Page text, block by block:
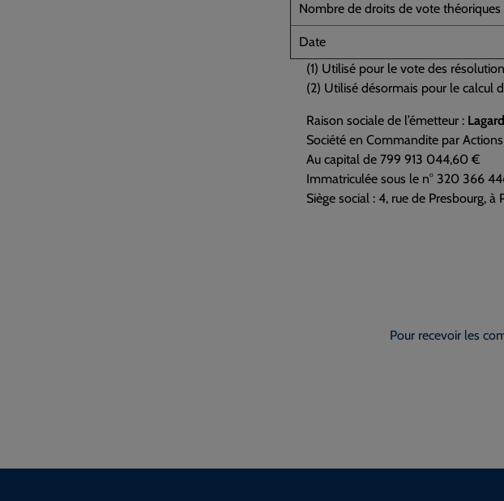
Nombre de droits de vote théoriques
Date
(1) Utilisé pour le vote des
(2) Utilisé désormais pour le calcul
Raison sociale de l’émetteur :
Société en Commandite par Actions
Au capital de 799 913 044,60 €
Immatriculée sous le n° 320 366
Siège social : 4, rue de Presbourg, à
Pour recevoir les